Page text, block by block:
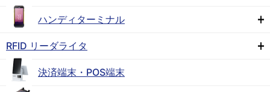
ハンディターミナル
RFID リーダライタ
決済端末・POS端末